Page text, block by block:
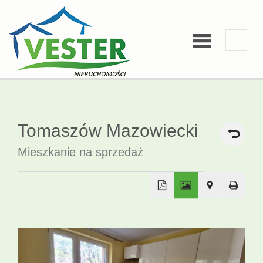
O firmie
Kalkulatory
Tomaszów Mazowiecki
Mieszkanie na sprzedaż
−